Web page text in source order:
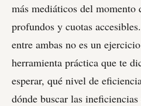
más mediáticos del momento
profundos y cuotas
entre ambas no es un
herramienta práctica que te
esperar, qué nivel de
dónde buscar las